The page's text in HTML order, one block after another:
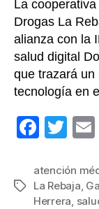
La
Drogas La
alianza con la
salud digital
que trazará un
tecnología en
F
c
e
T
tt
er
Etiquetas
atención
La Rebaja,
Herrera,